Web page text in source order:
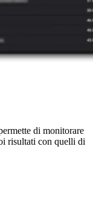
di monitorare
risultati con quelli di